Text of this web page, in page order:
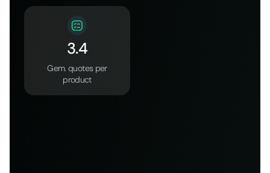
3.4
Gem. quotes per
product